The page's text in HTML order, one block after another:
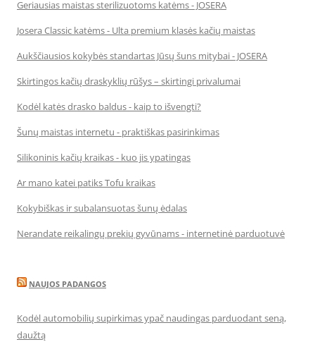
Geriausias maistas sterilizuotoms katėms - JOSERA
Josera Classic katėms - Ulta premium klasės kačių maistas
Aukščiausios kokybės standartas Jūsų šuns mitybai - JOSERA
Skirtingos kačių draskyklių rūšys – skirtingi privalumai
Kodėl katės drasko baldus - kaip to išvengti?
Šunų maistas internetu - praktiškas pasirinkimas
Silikoninis kačių kraikas - kuo jis ypatingas
Ar mano katei patiks Tofu kraikas
Kokybiškas ir subalansuotas šunų ėdalas
Nerandate reikalingų prekių gyvūnams - internetinė parduotuvė
NAUJOS PADANGOS
Kodėl automobilių supirkimas ypač naudingas parduodant seną,
daužtą